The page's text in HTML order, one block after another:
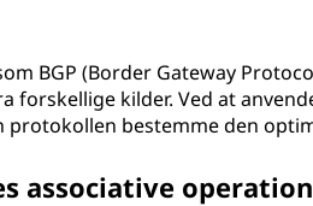
BGP (Border Gateway
forskellige kilder. Ved at
protokollen bestemme den
associative